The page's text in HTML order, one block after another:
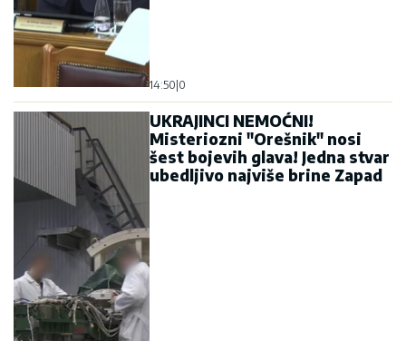
14:50|0
UKRAJINCI NEMOĆNI!
Misteriozni "Orešnik" nosi
šest bojevih glava! Jedna stvar
ubedljivo najviše brine Zapad